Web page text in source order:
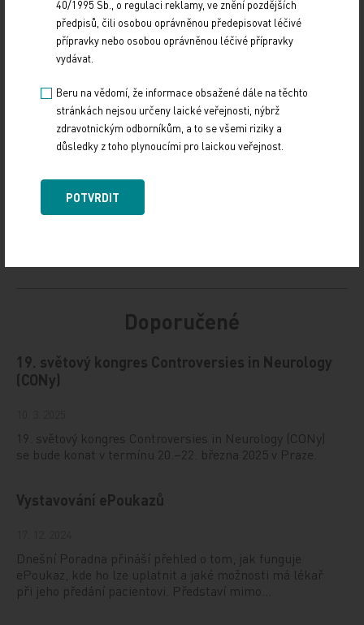
Zdroj: ČTK
Sdílejte článek
Doporučené
19. světový kongres Controversies in Neurology
(CONy)
19. světový kongres Controversies in Neurology (CONy)
se bude konat v termínu 20.–22. března 2025 v Praze.
Vystavování ePoukazů
Dnešní Poradna přináší přehled o tom, jak funguje
ePoukaz, kde ho lze uplatnit a jaké možnosti má lékař
při jeho předání pacientovi. Představí mimo…
40/1995 Sb., o regulaci reklamy, ve znění pozdějších
předpisů, čili osobou oprávněnou předepisovat léčivé
přípravky nebo osobou oprávněnou léčivé přípravky
vydávat.
Beru na vědomí, že informace obsažené dále na těchto
stránkách nejsou určeny laické veřejnosti, nýbrž
zdravotnickým odborníkům, a to se všemi riziky a
důsledky z toho plynoucími pro laickou veřejnost.
POTVRDIT